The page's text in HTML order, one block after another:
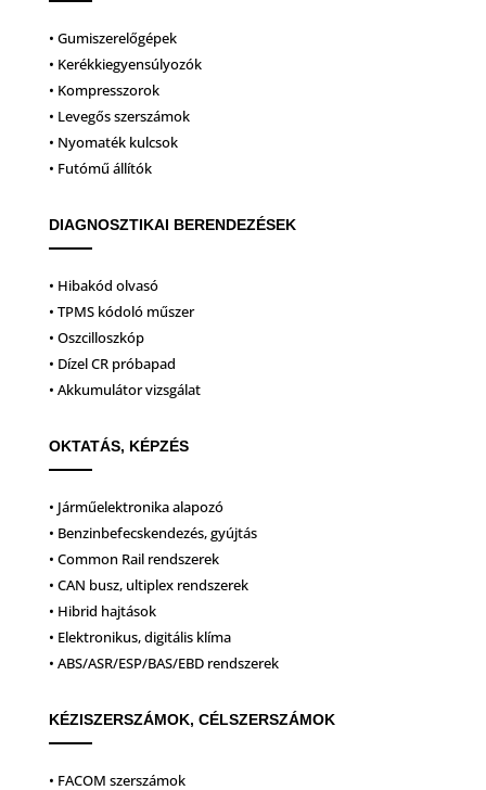
• Gumiszerelőgépek
• Kerékkiegyensúlyozók
• Kompresszorok
• Levegős szerszámok
• Nyomaték kulcsok
• Futómű állítók
DIAGNOSZTIKAI BERENDEZÉSEK
• Hibakód olvasó
• TPMS kódoló műszer
• Oszcilloszkóp
• Dízel CR próbapad
• Akkumulátor vizsgálat
OKTATÁS, KÉPZÉS
• Járműelektronika alapozó
• Benzinbefecskendezés, gyújtás
• Common Rail rendszerek
• CAN busz, ultiplex rendszerek
• Hibrid hajtások
• Elektronikus, digitális klíma
• ABS/ASR/ESP/BAS/EBD rendszerek
KÉZISZERSZÁMOK, CÉLSZERSZÁMOK
• FACOM szerszámok